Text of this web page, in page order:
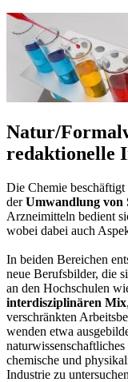
Natur/
redaktionelle
Die Chemie
derUmwandlung von
Arzneimitteln bedient
wobei dabei auch
In beiden Bereichen
neue Berufsbilder, die
an den Hochschulen
interdisziplinären Mix
verschränkten
wenden etwa
chemische und
Industrie zu